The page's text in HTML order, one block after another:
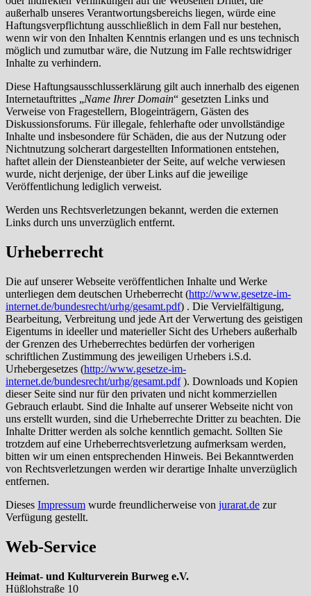
außerhalb unseres Verantwortungsbereichs liegen, würde eine
Haftungsverpflichtung ausschließlich in dem Fall nur bestehen,
wenn wir von den Inhalten Kenntnis erlangen und es uns technisch
möglich und zumutbar wäre, die Nutzung im Falle rechtswidriger
Inhalte zu verhindern.
Diese Haftungsausschlusserklärung gilt auch innerhalb des eigenen
Internetauftrittes „Name Ihrer Domain“ gesetzten Links und
Verweise von Fragestellern, Blogeinträgern, Gästen des
Diskussionsforums. Für illegale, fehlerhafte oder unvollständige
Inhalte und insbesondere für Schäden, die aus der Nutzung oder
Nichtnutzung solcherart dargestellten Informationen entstehen,
haftet allein der Diensteanbieter der Seite, auf welche verwiesen
wurde, nicht derjenige, der über Links auf die jeweilige
Veröffentlichung lediglich verweist.
Werden uns Rechtsverletzungen bekannt, werden die externen
Links durch uns unverzüglich entfernt.
Urheberrecht
Die auf unserer Webseite veröffentlichen Inhalte und Werke
unterliegen dem deutschen Urheberrecht (http://www.gesetze-im-
internet.de/bundesrecht/urhg/gesamt.pdf) . Die Vervielfältigung,
Bearbeitung, Verbreitung und jede Art der Verwertung des geistigen
Eigentums in ideeller und materieller Sicht des Urhebers außerhalb
der Grenzen des Urheberrechtes bedürfen der vorherigen
schriftlichen Zustimmung des jeweiligen Urhebers i.S.d.
Urhebergesetzes (http://www.gesetze-im-
internet.de/bundesrecht/urhg/gesamt.pdf). Downloads und Kopien
dieser Seite sind nur für den privaten und nicht kommerziellen
Gebrauch erlaubt. Sind die Inhalte auf unserer Webseite nicht von
uns erstellt wurden, sind die Urheberrechte Dritter zu beachten. Die
Inhalte Dritter werden als solche kenntlich gemacht. Sollten Sie
trotzdem auf eine Urheberrechtsverletzung aufmerksam werden,
bitten wir um einen entsprechenden Hinweis. Bei Bekanntwerden
von Rechtsverletzungen werden wir derartige Inhalte unverzüglich
entfernen.
Dieses Impressum wurde freundlicherweise von jurarat.de zur
Verfügung gestellt.
Web-Service
Heimat- und Kulturverein Burweg e.V.
Hüßlohstraße 10